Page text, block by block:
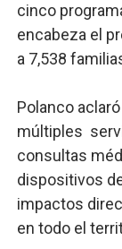
cinco
encabeza el
a 7,538
Polanco
múltiples
consultas
dispositivos
impactos
en todo el